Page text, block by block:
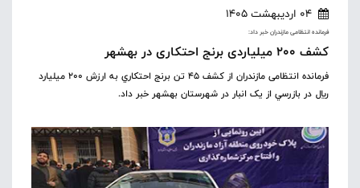
04 اردیبهشت 1405
فرمانده انتظامی مازندران خبر داد:
کشف ۲۰۰ میلیاردی برنج احتکاری در بهشهر
فرمانده انتظامی مازندران از کشف ۴۵ تن برنج احتکاري به ارزش ۲۰۰ ميليارد
ريال در بازرسي از یک انبار در شهرستان بهشهر خبر داد.